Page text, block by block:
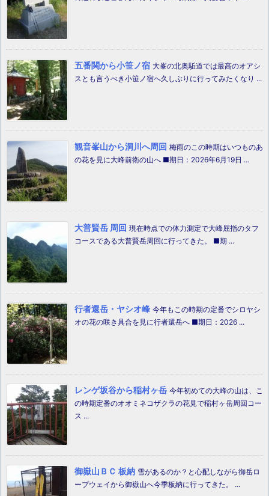
五番関から小笹ノ宿 大峯の北奥駈道では最高のオアシ
スとも言うべき小笹ノ宿へ久しぶりに行ってみたくなり ...
観音峯山から洞川へ周回 梅雨のこの時期はいつものあ
の花を見に大峰前衛の山へ ■期日：2026年6月19日 ...
大普賢岳 周回 現在時点での体力測定で大峰屈指のタフ
コースである大普賢岳周回に行ってきた。 ■期 ...
行者還岳・ヤシオ峰 今年もこの時期の定番でシロヤシ
オの花の咲き具合を見に行者還岳へ ■期日：2026 ...
レンゲ坂谷から稲村ヶ岳 今年初めての大峰の山は、こ
の時期定番のオオミネコザクラの花見で稲村ヶ岳周回コー
ス ...
御嶽山ＢＣ 板納 雪があるのか？と心配しながら御岳ロ
ープウェイから御嶽山へ今季板納に行ってきた。 ...